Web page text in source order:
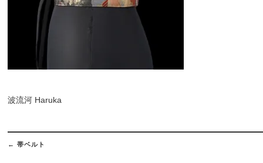
波流河 Haruka
Post
navigation
← 帯ベルト